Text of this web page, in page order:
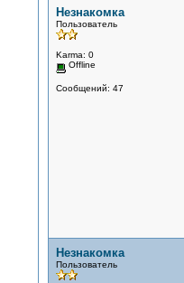
Незнакомка
Пользователь
Karma: 0
Offline
Сообщений: 47
Незнакомка
Пользователь